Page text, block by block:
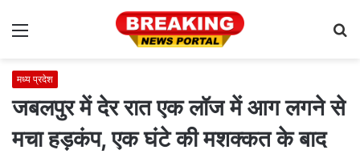
Menu
मध्य प्रदेश
जबलपुर में देर रात एक लॉज में आग लगने से
मचा हड़कंप, एक घंटे की मशक्कत के बाद